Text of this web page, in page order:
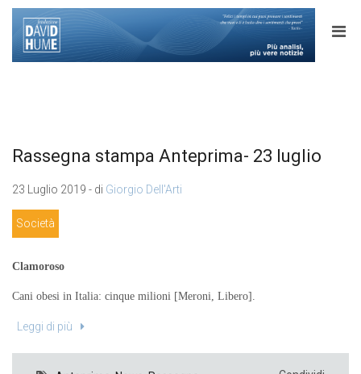
Rassegna stampa Anteprima- 23 luglio
23 Luglio 2019 - di Giorgio Dell'Arti
Società
Clamoroso
Cani obesi in Italia: cinque milioni [Meroni, Libero].
Leggi di più